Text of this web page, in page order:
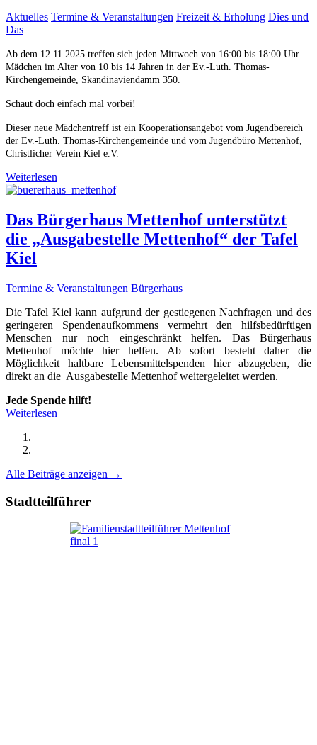
Aktuelles Termine & Veranstaltungen Freizeit & Erholung Dies und
Das
Ab dem 12.11.2025 treffen sich jeden Mittwoch von 16:00 bis 18:00 Uhr
Mädchen im Alter von 10 bis 14 Jahren in der Ev.-Luth. Thomas-
Kirchengemeinde, Skandinaviendamm 350.
Schaut doch einfach mal vorbei!
Dieser neue Mädchentreff ist ein Kooperationsangebot vom Jugendbereich
der Ev.-Luth. Thomas-Kirchengemeinde und vom Jugendbüro Mettenhof,
Christlicher Verein Kiel e.V.
Weiterlesen
Das Bürgerhaus Mettenhof unterstützt
die „Ausgabestelle Mettenhof“ der Tafel
Kiel
Termine & Veranstaltungen Bürgerhaus
Die Tafel Kiel kann aufgrund der gestiegenen Nachfragen und des
geringeren Spendenaufkommens vermehrt den hilfsbedürftigen
Menschen nur noch eingeschränkt helfen. Das Bürgerhaus
Mettenhof möchte hier helfen. Ab sofort besteht daher die
Möglichkeit haltbare Lebensmittelspenden hier abzugeben, die
direkt an die Ausgabestelle Mettenhof weitergeleitet werden.
Jede Spende hilft!
Weiterlesen
Alle Beiträge anzeigen →
Stadtteilführer